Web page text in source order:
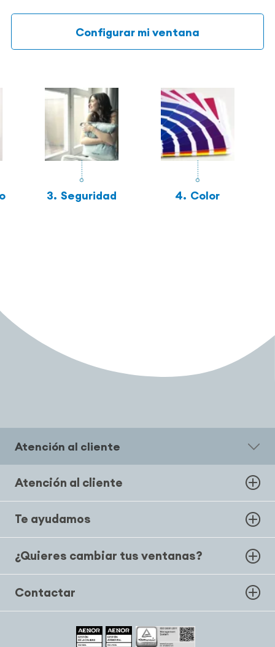
Configurar mi ventana
3. Seguridad 4. Color
Atención al cliente
Atención al cliente
Te ayudamos
¿Quieres cambiar tus ventanas?
Contactar